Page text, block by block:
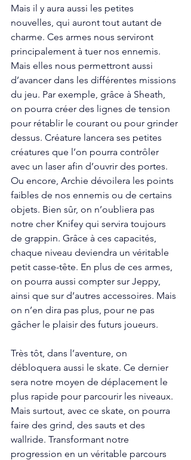
Mais il y aura aussi les petites
nouvelles, qui auront tout autant de
charme. Ces armes nous serviront
principalement à tuer nos ennemis.
Mais elles nous permettront aussi
d’avancer dans les différentes missions
du jeu. Par exemple, grâce à Sheath,
on pourra créer des lignes de tension
pour rétablir le courant ou pour grinder
dessus. Créature lancera ses petites
créatures que l’on pourra contrôler
avec un laser afin d’ouvrir des portes.
Ou encore, Archie dévoilera les points
faibles de nos ennemis ou de certains
objets. Bien sûr, on n’oubliera pas
notre cher Knifey qui servira toujours
de grappin. Grâce à ces capacités,
chaque niveau deviendra un véritable
petit casse-tête. En plus de ces armes,
on pourra aussi compter sur Jeppy,
ainsi que sur d’autres accessoires. Mais
on n’en dira pas plus, pour ne pas
gâcher le plaisir des futurs joueurs.
Très tôt, dans l’aventure, on
débloquera aussi le skate. Ce dernier
sera notre moyen de déplacement le
plus rapide pour parcourir les niveaux.
Mais surtout, avec ce skate, on pourra
faire des grind, des sauts et des
wallride. Transformant notre
progression en un véritable parcours